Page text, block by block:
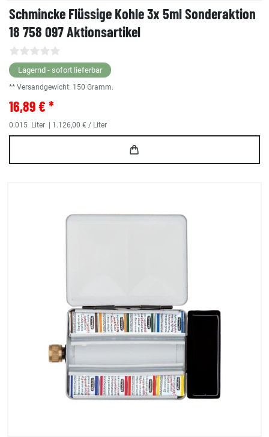
Schmincke Flüssige Kohle 3x 5ml Sonderaktion
18 758 097 Aktionsartikel
Lagernd - sofort lieferbar
** Versandgewicht: 150 Gramm.
16,89 € *
0.015 Liter | 1.126,00 € / Liter